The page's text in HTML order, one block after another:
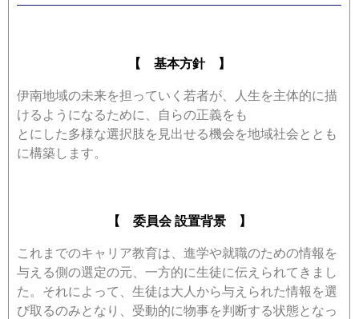
【 基本方針 】
伊南地域の未来を担っていく若者が、人生を主体的に描
けるようになるために、自らの正義をも
とにした多様な選択肢を見出せる機会を地域社会ととも
に構築します。
【 委員会 設置背景 】
これまでのキャリア教育は、進学や就職のための情報を
与える側の選定の元、一方的に生徒に伝えられてきまし
た。それによって、生徒は大人から与えられた情報を選
び取るのみとなり、受動的に物事を判断する状態となっ